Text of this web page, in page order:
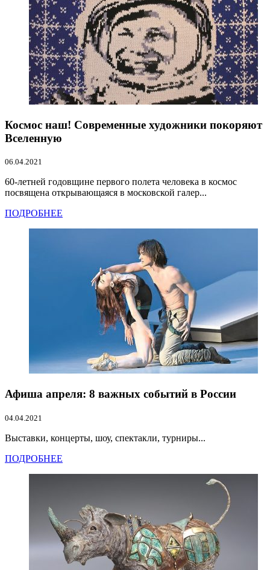
Космос наш! Современные художники покоряют
Вселенную
06.04.2021
60-летней годовщине первого полета человека в космос
посвящена открывающаяся в московской галер...
ПОДРОБНЕЕ
Афиша апреля: 8 важных событий в России
04.04.2021
Выставки, концерты, шоу, спектакли, турниры...
ПОДРОБНЕЕ